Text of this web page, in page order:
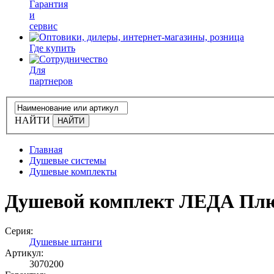
Гарантия
и
сервис
Где купить
Для
партнеров
НАЙТИ
Главная
Душевые системы
Душевые комплекты
Душевой комплект ЛЕДА
Серия:
Душевые штанги
Артикул:
3070200